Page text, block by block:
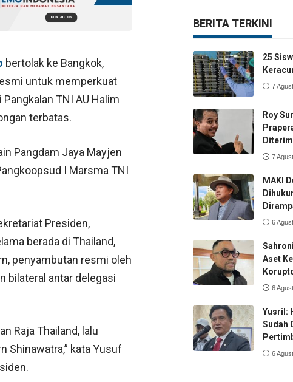
bertolak ke Bangkok,
untuk memperkuat
TNI AU Halim
terbatas.
Pangdam Jaya Mayjen
I Marsma TNI
Presiden,
berada di Thailand,
penyambutan resmi oleh
bilateral antar delegasi
Raja Thailand, lalu
Shinawatra,” kata Yusuf
BERITA TERKINI
25
7
Roy
7
MAKI
6
Aset
6
Yusril:
Sudah
6